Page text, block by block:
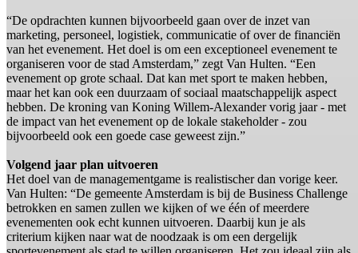
“De opdrachten kunnen bijvoorbeeld gaan over de inzet van
marketing, personeel, logistiek, communicatie of over de financiën
van het evenement. Het doel is om een exceptioneel evenement te
organiseren voor de stad Amsterdam,” zegt Van Hulten. “Een
evenement op grote schaal. Dat kan met sport te maken hebben,
maar het kan ook een duurzaam of sociaal maatschappelijk aspect
hebben. De kroning van Koning Willem-Alexander vorig jaar - met
de impact van het evenement op de lokale stakeholder - zou
bijvoorbeeld ook een goede case geweest zijn.”
Volgend jaar plan uitvoeren
Het doel van de managementgame is realistischer dan vorige keer.
Van Hulten: “De gemeente Amsterdam is bij de Business Challenge
betrokken en samen zullen we kijken of we één of meerdere
evenementen ook echt kunnen uitvoeren. Daarbij kun je als
criterium kijken naar wat de noodzaak is om een dergelijk